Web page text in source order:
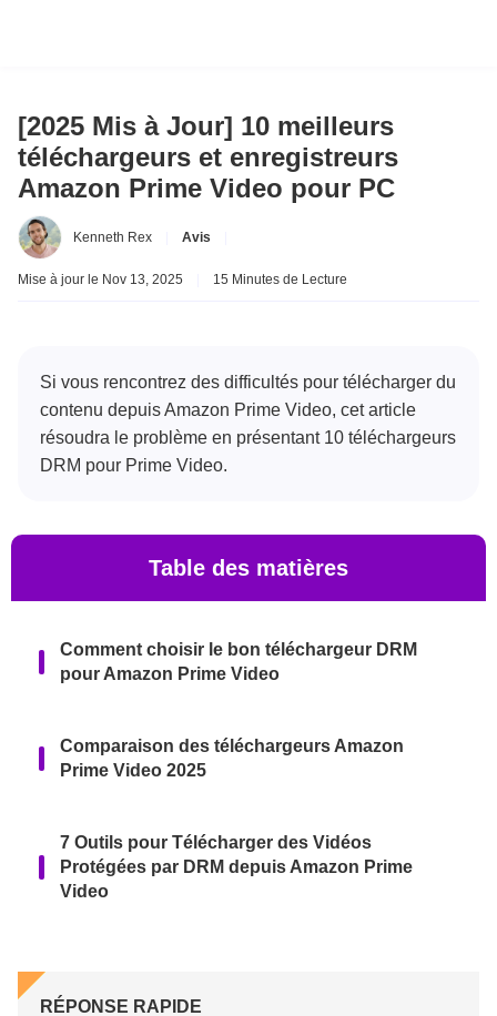
[2025 Mis à Jour] 10 meilleurs
téléchargeurs et enregistreurs
Amazon Prime Video pour PC
Kenneth Rex Avis
Mise à jour le Nov 13, 2025 15 Minutes de Lecture
Si vous rencontrez des difficultés pour télécharger du
contenu depuis Amazon Prime Video, cet article
résoudra le problème en présentant 10 téléchargeurs
DRM pour Prime Video.
Table des matières
Comment choisir le bon téléchargeur DRM
pour Amazon Prime Video
Comparaison des téléchargeurs Amazon
Prime Video 2025
7 Outils pour Télécharger des Vidéos
Protégées par DRM depuis Amazon Prime
Video
RÉPONSE RAPIDE